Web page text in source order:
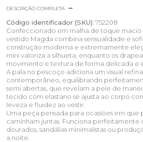
DESCRIÇÃO COMPLETA
Código identificador (SKU): 752208
Confeccionado em malha de toque
vestido Magda combina sensualidade e
construção moderna e extremamente
mini valoriza a silhueta, enquanto os
movimento e textura de forma delicada e
A pala no pescoço adiciona um visual
contemporâneo, equilibrando
semi abertas, que revelam a pele de
tecido com elastano se ajusta ao corpo
leveza e fluidez ao vestir.
Uma peça pensada para ocasiões em que
caminham juntas. Funciona perfeitamente
dourados, sandálias minimalistas ou
a noite.